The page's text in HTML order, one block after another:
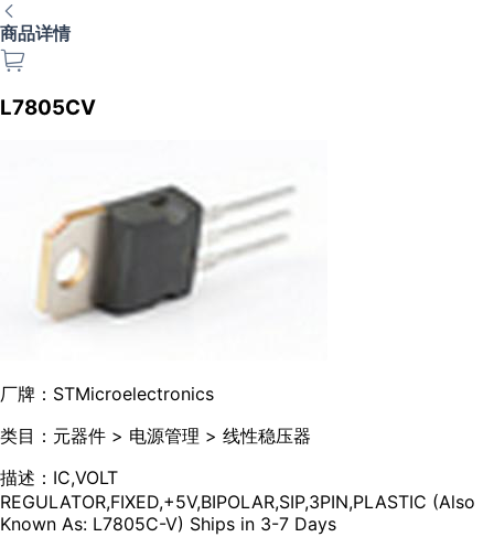
商品详情
L7805CV
厂牌： STMicroelectronics
类目： 元器件 > 电源管理 > 线性稳压器
描述： IC,VOLT
REGULATOR,FIXED,+5V,BIPOLAR,SIP,3PIN,PLASTIC (Also
Known As: L7805C-V) Ships in 3-7 Days